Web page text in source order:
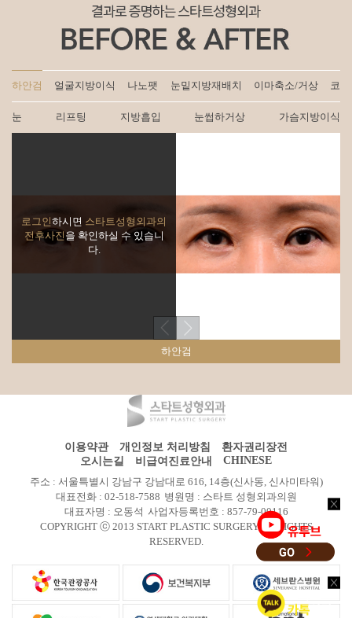
하안검 얼굴지방이식 나노팻 눈밑지방재배치 이마축소/거상 코
눈 리프팅 지방흡입 눈썹하거상 가슴지방이식
로그인하시면 스타트성형외과의
전후사진을 확인하실 수 있습니
다.
하안검
이용약관 개인정보 처리방침
환자권리장전
오시는길
비급여진료안내
CHINESE
주소 : 서울특별시 강남구 강남대로 616, 14층(신사동, 신사미타워)
대표전화 : 02-518-7588 병원명 : 스타트 성형외과의원
대표자명 : 오동석 사업자등록번호 : 857-79-00116
COPYRIGHT ⓒ 2013 START PLASTIC SURGERY All RIGHTS
RESERVED.